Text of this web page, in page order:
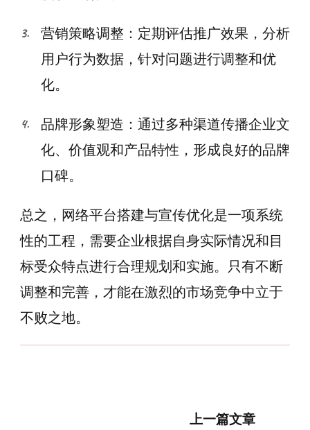
营销策略调整：定期评估推广效果，分析
用户行为数据，针对问题进行调整和优
化。
品牌形象塑造：通过多种渠道传播企业文
化、价值观和产品特性，形成良好的品牌
口碑。
总之，网络平台搭建与宣传优化是一项系统
性的工程，需要企业根据自身实际情况和目
标受众特点进行合理规划和实施。只有不断
调整和完善，才能在激烈的市场竞争中立于
不败之地。
上一篇文章